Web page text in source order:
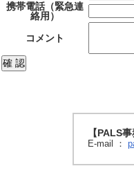
携帯電話（緊急連
絡用）
コメント
【PALS事
E-mail ：